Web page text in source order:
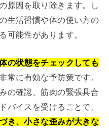
原因を取り除きます。し
生活習慣や体の使い方の
可能性があります。
の状態をチェックしても
常に有効な予防策です。
の確認、筋肉の緊張具合
バイスを受けることで、
き、小さな歪みが大きな